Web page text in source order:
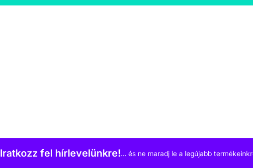
Iratkozz fel hírlevelünkre!… és ne maradj le a legújabb